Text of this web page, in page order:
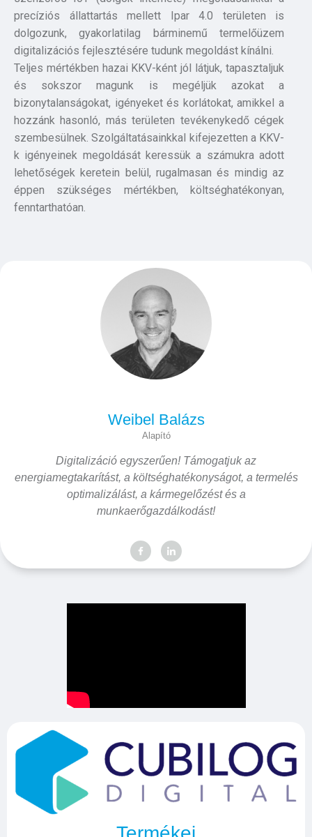
precíziós állattartás mellett Ipar 4.0 területen is
dolgozunk, gyakorlatilag bárminemű termelőüzem
digitalizációs fejlesztésére tudunk megoldást kínálni.
Teljes mértékben hazai KKV-ként jól látjuk, tapasztaljuk
és sokszor magunk is megéljük azokat a
bizonytalanságokat, igényeket és korlátokat, amikkel a
hozzánk hasonló, más területen tevékenykedő cégek
szembesülnek. Szolgáltatásainkkal kifejezetten a KKV-
k igényeinek megoldását keressük a számukra adott
lehetőségek keretein belül, rugalmasan és mindig az
éppen szükséges mértékben, költséghatékonyan,
fenntarthatóan.
Weibel Balázs
Alapító
Digitalizáció egyszerűen! Támogatjuk az
energiamegtakarítást, a költséghatékonyságot, a termelés
optimalizálást, a kármegelőzést és a
munkaerőgazdálkodást!